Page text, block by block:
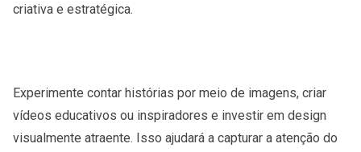
criativa e estratégica.
Experimente contar histórias por meio de imagens, criar
vídeos educativos ou inspiradores e investir em design
visualmente atraente. Isso ajudará a capturar a atenção do